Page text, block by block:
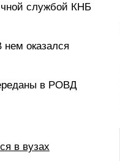
службой КНБ
нем оказался
в РОВД
в вузах